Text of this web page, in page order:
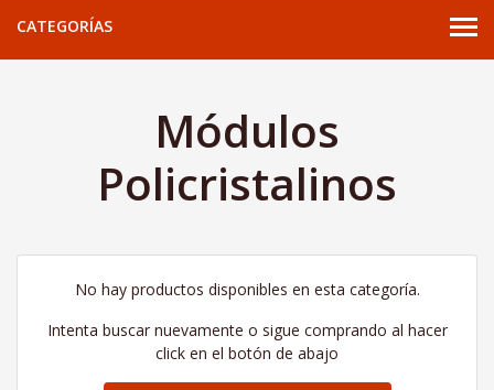
CATEGORÍAS
Módulos
Policristalinos
No hay productos disponibles en esta categoría.
Intenta buscar nuevamente o sigue comprando al hacer
click en el botón de abajo